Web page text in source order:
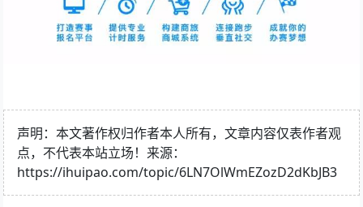
声明：本文著作权归作者本人所有，文章内容仅表作者观
点，不代表本站立场！来源：
https://ihuipao.com/topic/6LN7OlWmEZozD2dKbJB3